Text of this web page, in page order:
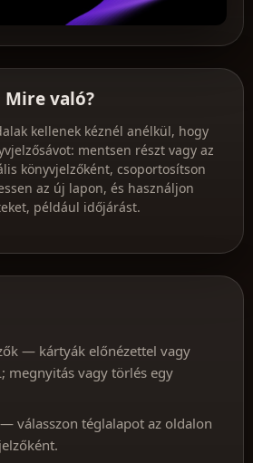
Mire való?
kellenek kéznél anélkül, hogy
mentsen részt vagy az
könyvjelzőként, csoportosítson
az új lapon, és használjon
például időjárást.
— kártyák előnézettel vagy
megnyitás vagy törlés egy
válasszon téglalapot az oldalon